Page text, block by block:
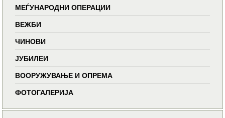
МЕЃУНАРОДНИ ОПЕРАЦИИ
ВЕЖБИ
ЧИНОВИ
ЈУБИЛЕИ
ВООРУЖУВАЊЕ И ОПРЕМА
ФОТОГАЛЕРИЈА